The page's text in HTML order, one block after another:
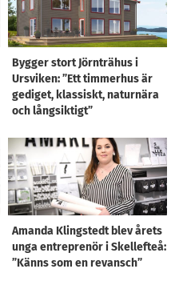
Bygger stort Jörnträhus i
Ursviken: ”Ett timmerhus är
gediget, klassiskt, naturnära
och långsiktigt”
Amanda Klingstedt blev årets
unga entreprenör i Skellefteå:
”Känns som en revansch”